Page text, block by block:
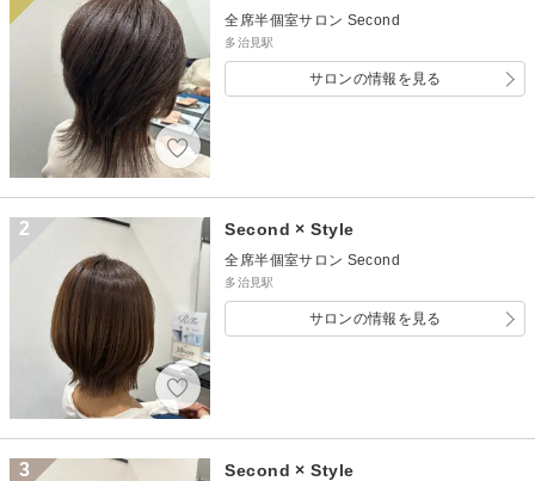
全席半個室サロン Second
多治見駅
サロンの情報を見る
2 Second × Style
全席半個室サロン Second
多治見駅
サロンの情報を見る
3 Second × Style